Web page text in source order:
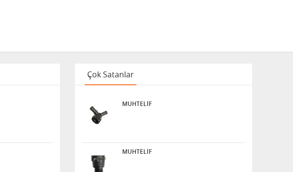
Çok Satanlar
MUHTELİF
MUHTELİF